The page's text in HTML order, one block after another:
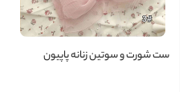
ست شورت و سوتین زنانه پاپیون